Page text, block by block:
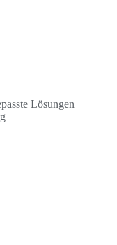
Lösungen